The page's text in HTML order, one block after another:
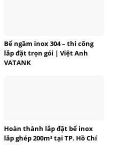
Bể ngầm inox 304 – thi công
lắp đặt trọn gói | Việt Anh
VATANK
Hoàn thành lắp đặt bể inox
lắp ghép 200m³ tại TP. Hồ Chí